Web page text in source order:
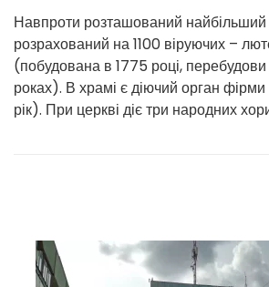
Навпроти розташований найбільший
розрахований на 1100 віруючих –
(побудована в 1775 році, перебудови
роках). В храмі є діючий орган
рік). При церкві діє три народних